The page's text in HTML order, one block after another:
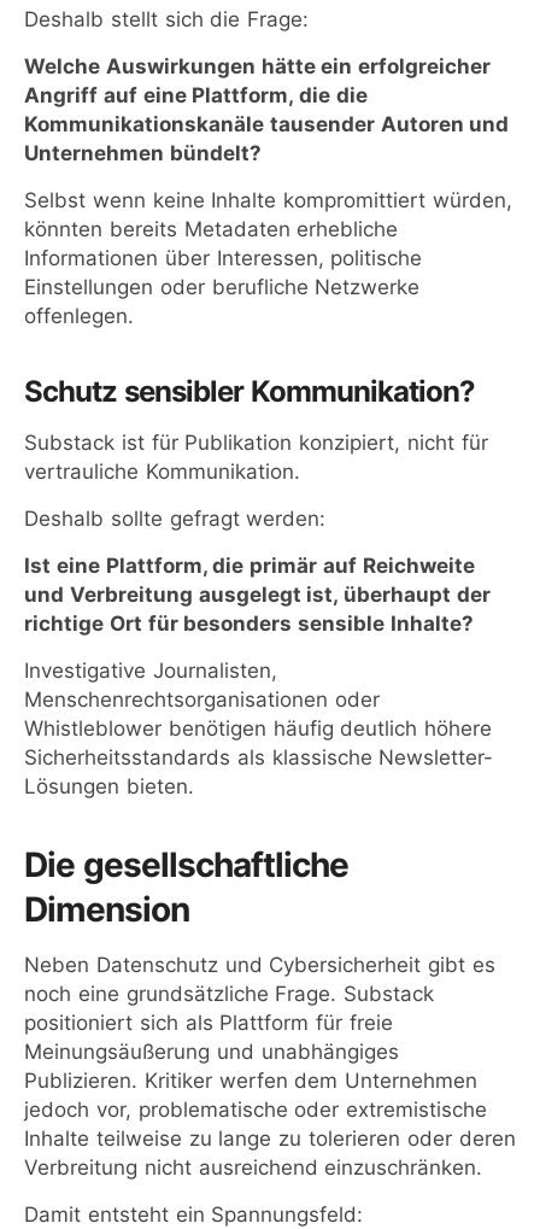
Deshalb stellt sich die Frage:
Welche Auswirkungen hätte ein erfolgreicher
Angriff auf eine Plattform, die die
Kommunikationskanäle tausender Autoren und
Unternehmen bündelt?
Selbst wenn keine Inhalte kompromittiert würden,
könnten bereits Metadaten erhebliche
Informationen über Interessen, politische
Einstellungen oder berufliche Netzwerke
offenlegen.
Schutz sensibler Kommunikation?
Substack ist für Publikation konzipiert, nicht für
vertrauliche Kommunikation.
Deshalb sollte gefragt werden:
Ist eine Plattform, die primär auf Reichweite
und Verbreitung ausgelegt ist, überhaupt der
richtige Ort für besonders sensible Inhalte?
Investigative Journalisten,
Menschenrechtsorganisationen oder
Whistleblower benötigen häufig deutlich höhere
Sicherheitsstandards als klassische Newsletter-
Lösungen bieten.
Die gesellschaftliche
Dimension
Neben Datenschutz und Cybersicherheit gibt es
noch eine grundsätzliche Frage. Substack
positioniert sich als Plattform für freie
Meinungsäußerung und unabhängiges
Publizieren. Kritiker werfen dem Unternehmen
jedoch vor, problematische oder extremistische
Inhalte teilweise zu lange zu tolerieren oder deren
Verbreitung nicht ausreichend einzuschränken.
Damit entsteht ein Spannungsfeld: